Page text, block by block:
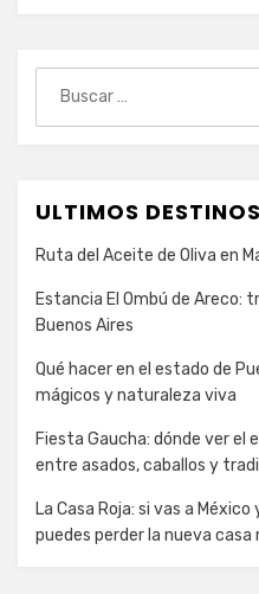
ULTIMOS DESTINOS
Ruta del Aceite de Oliva en
Estancia El Ombú de Areco:
Buenos Aires
Qué hacer en el estado de
mágicos y naturaleza viva
Fiesta Gaucha: dónde ver el
entre asados, caballos y
La Casa Roja: si vas a
puedes perder la nueva casa